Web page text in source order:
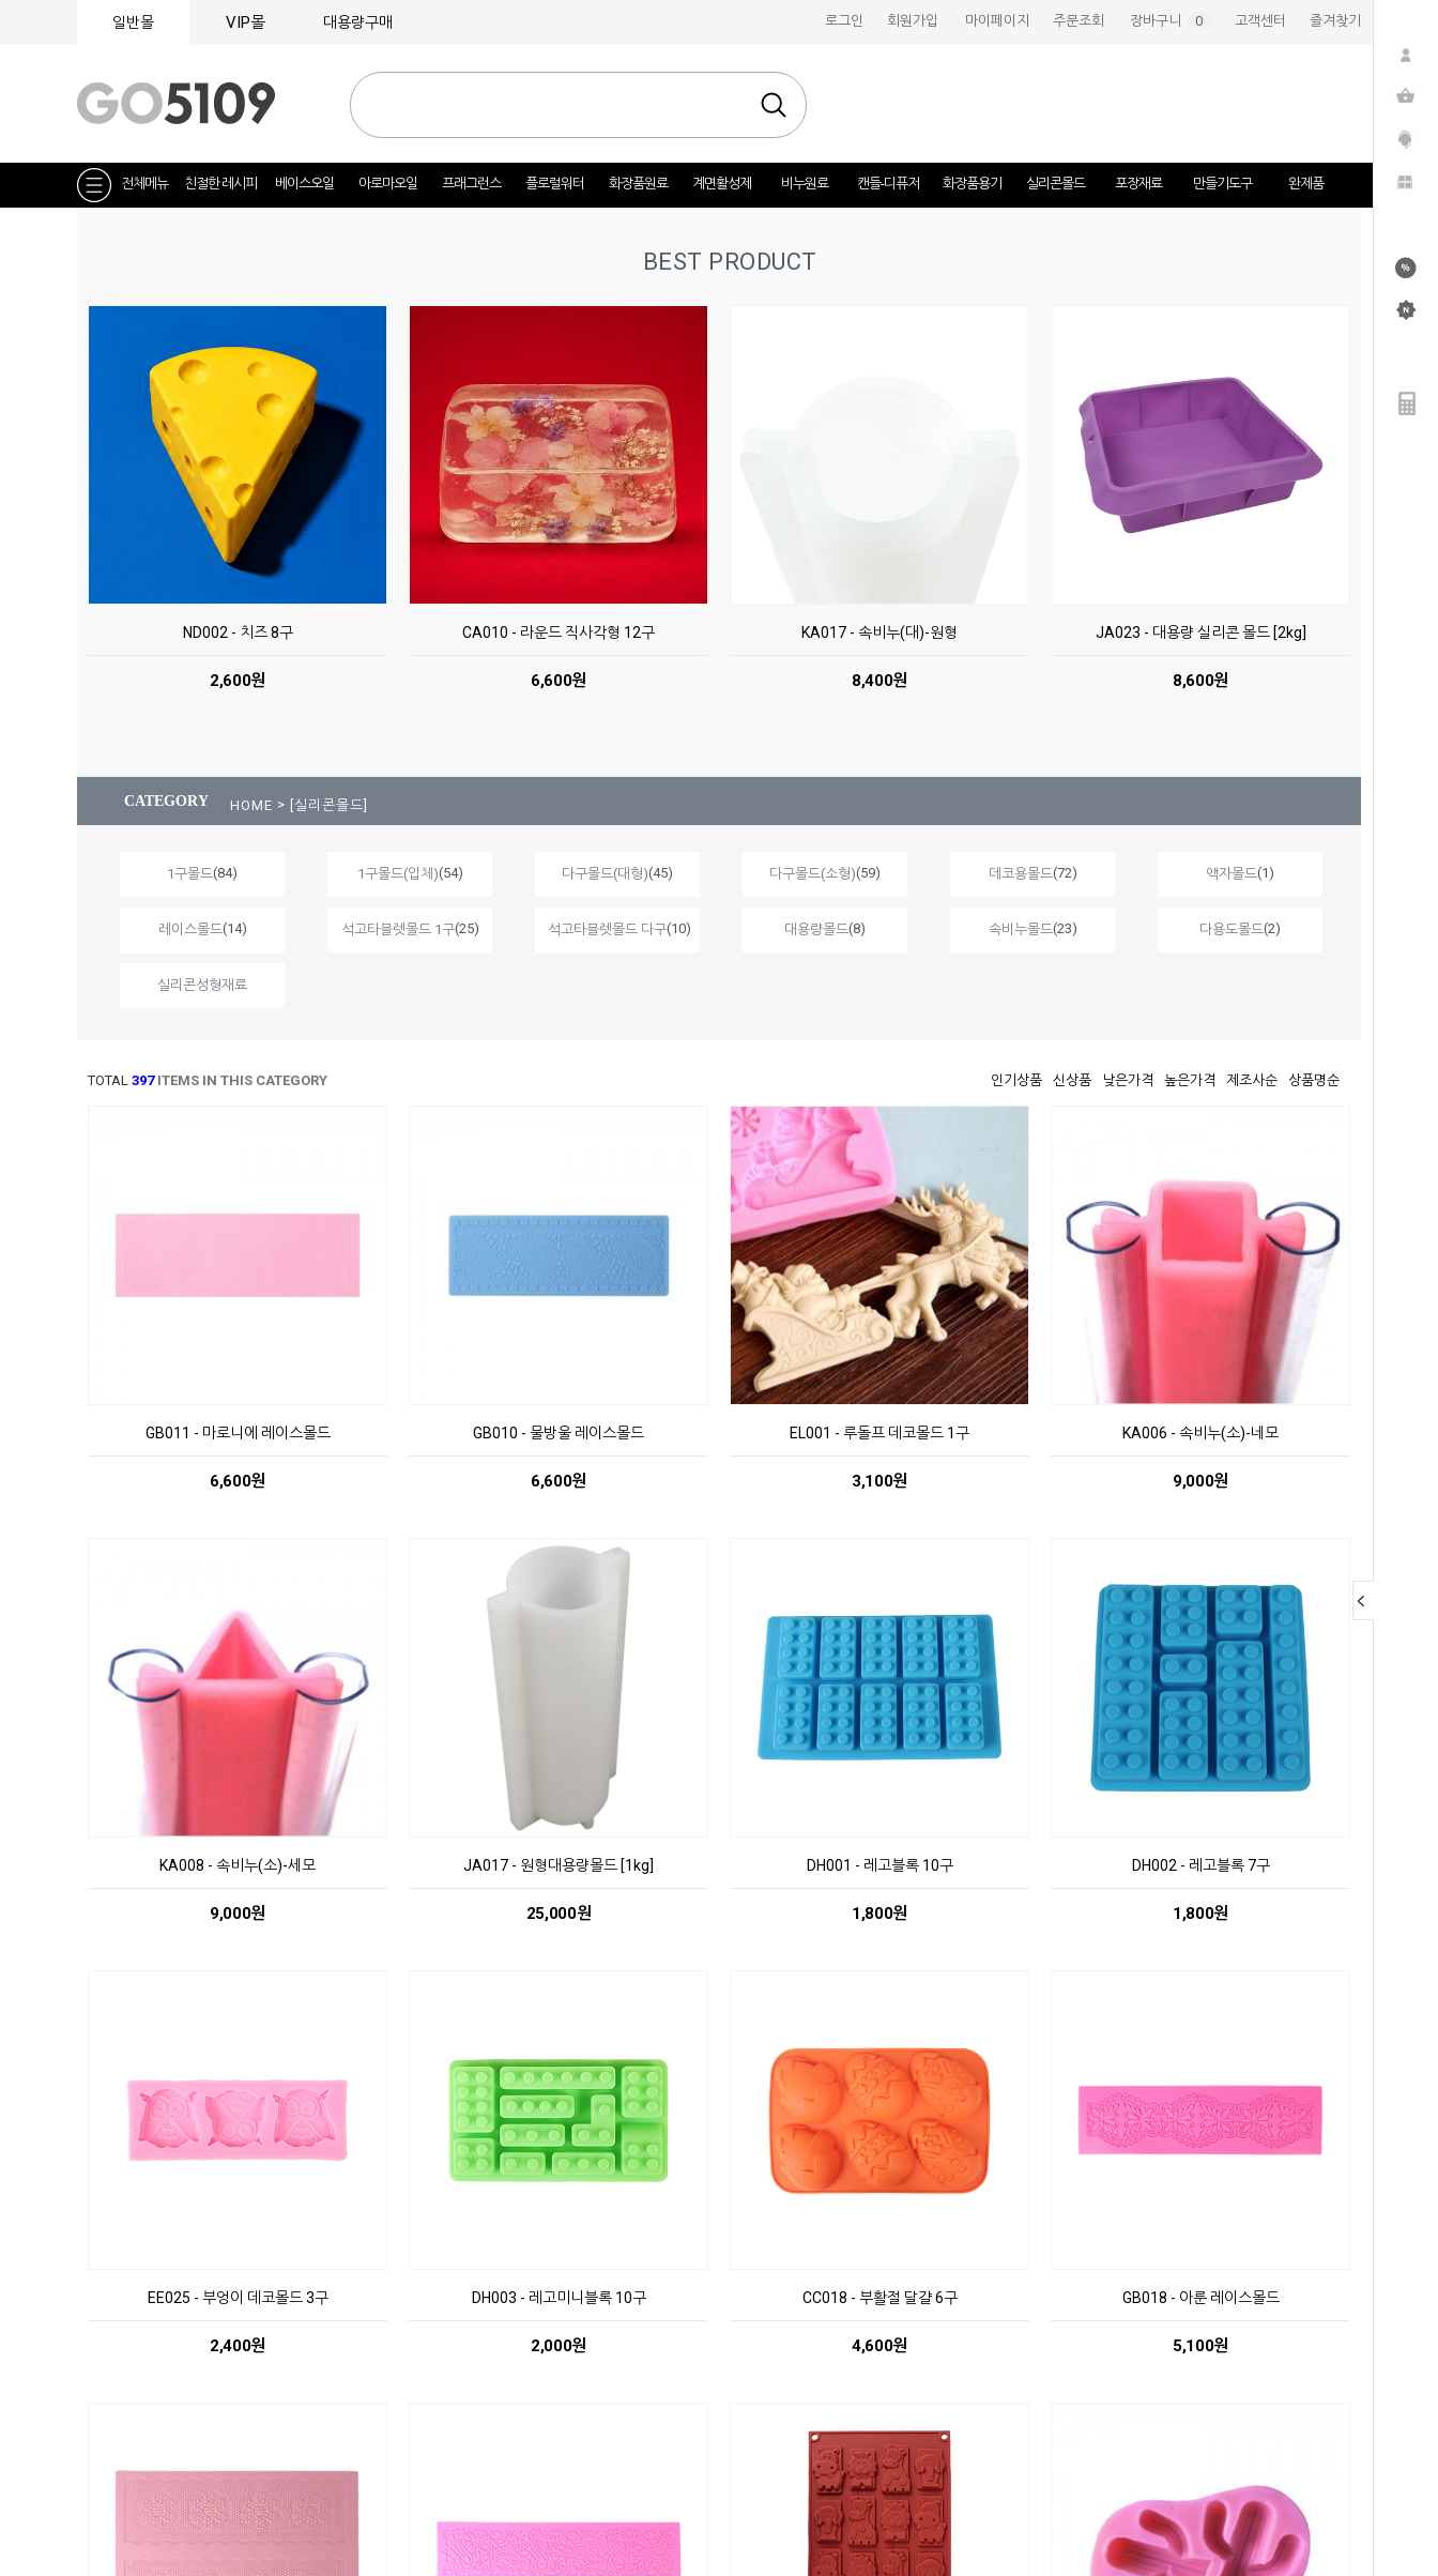
일반몰 VIP몰 대용량구매 로그인 회원가입 마이페이지 주문조회 장바구니 0 고객센터 즐겨찾기
전체메뉴 친절한 레시피 베이스오일 아로마오일 프래그런스 플로럴워터 화장품원료 계면활성제 비누원료 캔들-디퓨저 화장품용기 실리콘몰드 포장재료 만들기도구 완제품
BEST PRODUCT
ND002 - 치즈 8구
2,600원
CA010 - 라운드 직사각형 12구
6,600원
KA017 - 속비누(대)-원형
8,400원
JA023 - 대용량 실리콘 몰드 [2kg]
8,600원
CATEGORY HOME > [실리콘몰드]
1구몰드(84) 1구몰드(입체)(54) 다구몰드(대형)(45) 다구몰드(소형)(59) 데코용몰드(72) 액자몰드(1)
레이스몰드(14) 석고타블렛몰드 1구(25) 석고타블렛몰드 다구(10) 대용량몰드(8) 속비누몰드(23) 다용도몰드(2)
실리콘성형재료
TOTAL 397 ITEMS IN THIS CATEGORY 인기상품 신상품 낮은가격 높은가격 제조사순 상품명순
GB011 - 마로니에 레이스몰드
6,600원
GB010 - 물방울 레이스몰드
6,600원
EL001 - 루돌프 데코몰드 1구
3,100원
KA006 - 속비누(소)-네모
9,000원
KA008 - 속비누(소)-세모
9,000원
JA017 - 원형대용량몰드 [1kg]
25,000원
DH001 - 레고블록 10구
1,800원
DH002 - 레고블록 7구
1,800원
EE025 - 부엉이 데코몰드 3구
2,400원
DH003 - 레고미니블록 10구
2,000원
CC018 - 부활절 달걀 6구
4,600원
GB018 - 아룬 레이스몰드
5,100원